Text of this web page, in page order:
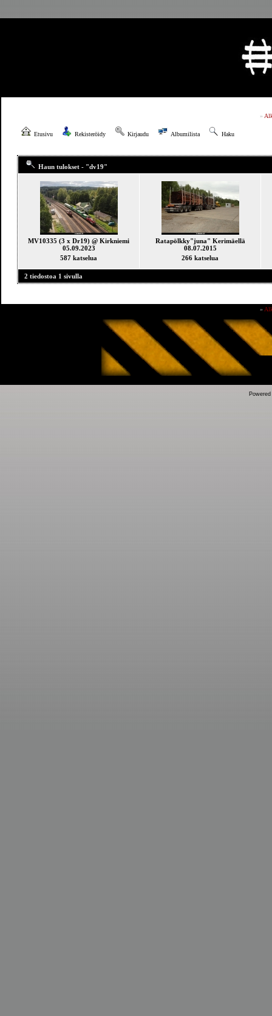
»
Etusivu Rekisteröidy Kirjaudu Albumilista Haku
Haun tulokset - "dv19"
MV10335 (3 x Dr19) @ Kirkniemi
05.09.2023
587 katselua
Ratapölkky"juna" Kerimäellä
08.07.2015
266 katselua
2 tiedostoa 1 sivulla
»